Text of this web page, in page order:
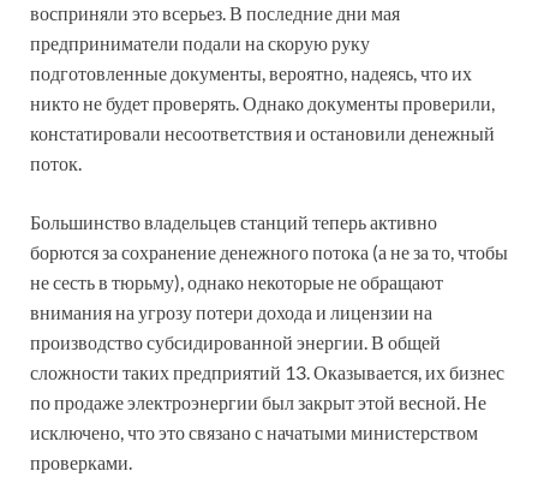
восприняли это всерьез. В последние дни мая
предприниматели подали на скорую руку
подготовленные документы, вероятно, надеясь, что их
никто не будет проверять. Однако документы проверили,
констатировали несоответствия и остановили денежный
поток.
Большинство владельцев станций теперь активно
борются за сохранение денежного потока (а не за то, чтобы
не сесть в тюрьму), однако некоторые не обращают
внимания на угрозу потери дохода и лицензии на
производство субсидированной энергии. В общей
сложности таких предприятий 13. Оказывается, их бизнес
по продаже электроэнергии был закрыт этой весной. Не
исключено, что это связано с начатыми министерством
проверками.